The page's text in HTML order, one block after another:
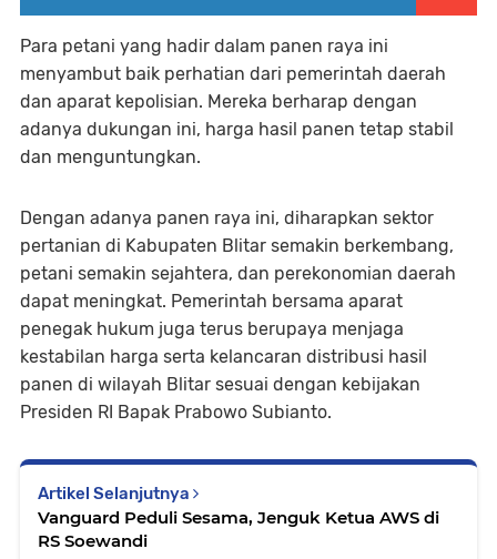
Para petani yang hadir dalam panen raya ini
menyambut baik perhatian dari pemerintah daerah
dan aparat kepolisian. Mereka berharap dengan
adanya dukungan ini, harga hasil panen tetap stabil
dan menguntungkan.
Dengan adanya panen raya ini, diharapkan sektor
pertanian di Kabupaten Blitar semakin berkembang,
petani semakin sejahtera, dan perekonomian daerah
dapat meningkat. Pemerintah bersama aparat
penegak hukum juga terus berupaya menjaga
kestabilan harga serta kelancaran distribusi hasil
panen di wilayah Blitar sesuai dengan kebijakan
Presiden RI Bapak Prabowo Subianto.
Artikel Selanjutnya
Vanguard Peduli Sesama, Jenguk Ketua AWS di
RS Soewandi